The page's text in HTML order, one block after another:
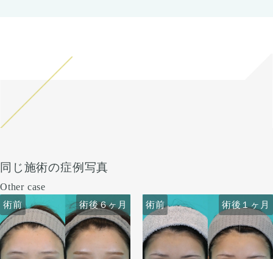
同じ施術の症例写真
Other case
術前 術後６ヶ月 術前 術後６ヶ月
術前 術前 術後１ヶ月